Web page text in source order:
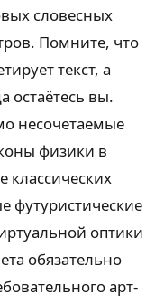
словесных
Помните, что
текст, а
остаётесь вы.
несочетаемые
физики в
классических
футуристические
оптики
обязательно
арт-